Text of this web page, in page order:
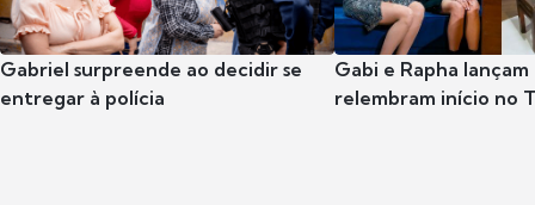
Gabriel surpreende ao decidir se
entregar à polícia
Gabi e Rapha
relembram início no